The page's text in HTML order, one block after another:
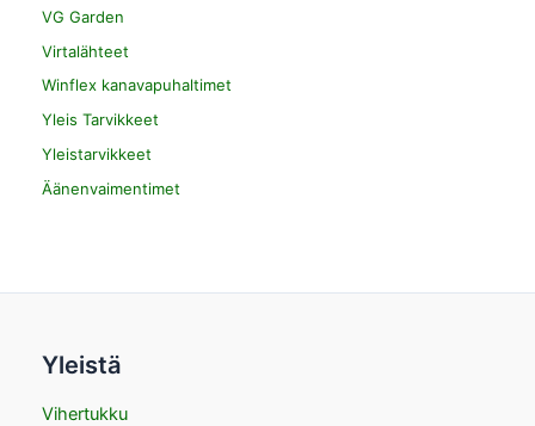
VG Garden
Virtalähteet
Winflex kanavapuhaltimet
Yleis Tarvikkeet
Yleistarvikkeet
Äänenvaimentimet
Yleistä
Vihertukku